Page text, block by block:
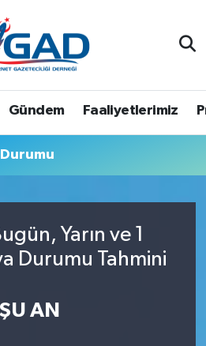
Gündem Faaliyetlerimiz
Yarın ve 1
Durumu Tahmini
ŞU AN